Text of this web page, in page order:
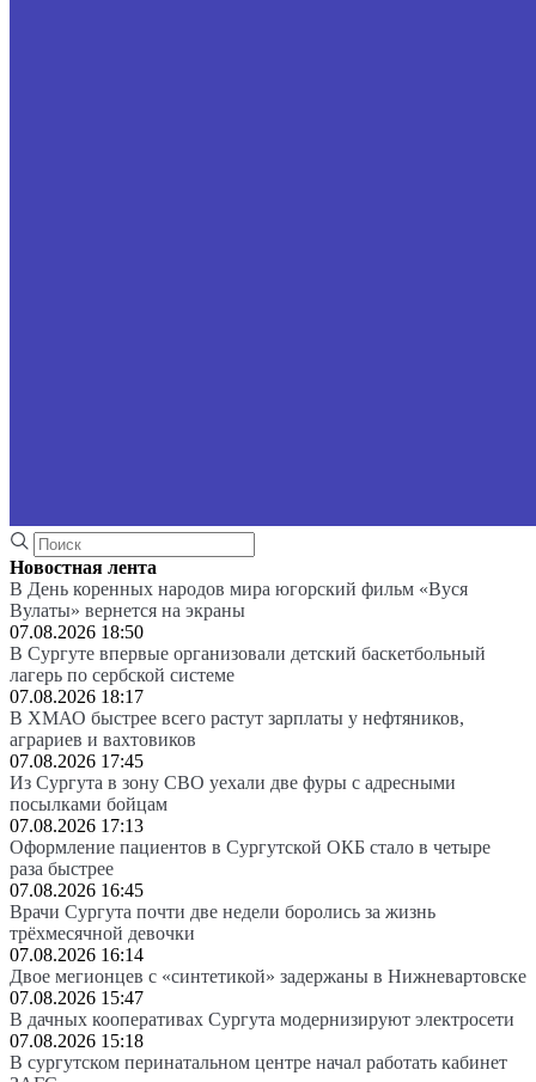
Новостная лента
В День коренных народов мира югорский фильм «Вуся
Вулаты» вернется на экраны
07.08.2026 18:50
В Сургуте впервые организовали детский баскетбольный
лагерь по сербской системе
07.08.2026 18:17
В ХМАО быстрее всего растут зарплаты у нефтяников,
аграриев и вахтовиков
07.08.2026 17:45
Из Сургута в зону СВО уехали две фуры с адресными
посылками бойцам
07.08.2026 17:13
Оформление пациентов в Сургутской ОКБ стало в четыре
раза быстрее
07.08.2026 16:45
Врачи Сургута почти две недели боролись за жизнь
трёхмесячной девочки
07.08.2026 16:14
Двое мегионцев с «синтетикой» задержаны в Нижневартовске
07.08.2026 15:47
В дачных кооперативах Сургута модернизируют электросети
07.08.2026 15:18
В сургутском перинатальном центре начал работать кабинет